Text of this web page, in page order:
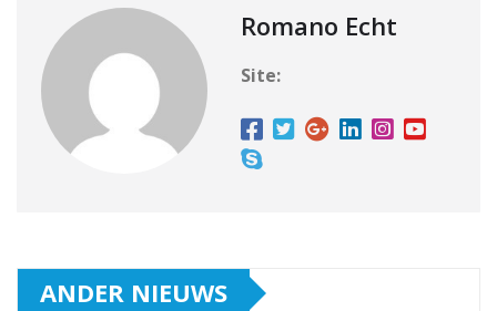
Romano Echt
Site:
ANDER NIEUWS